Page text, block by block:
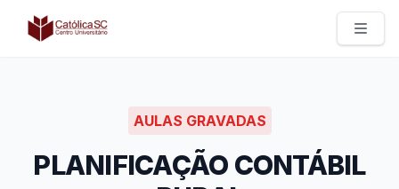
Católica SC | Experts
AULAS GRAVADAS
PLANIFICAÇÃO CONTÁBIL